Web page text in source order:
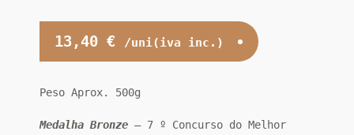
13,40 € /uni(iva inc.)
Peso Aprox. 500g
Medalha Bronze– 7 º Concurso do Melhor